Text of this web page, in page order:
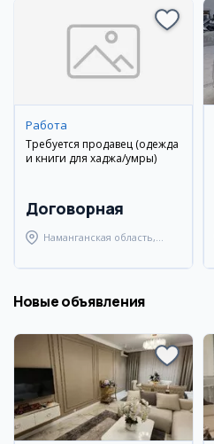
Работа
Требуется продавец (одежда
и книги для хаджа/умры)
Договорная
Наманганская область,
Новые объявления